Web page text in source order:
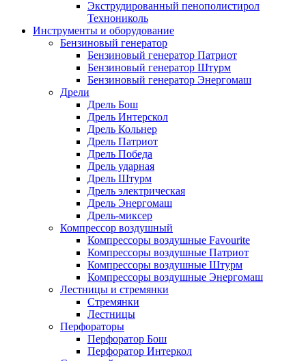
Экструдированный пенополистирол
Технониколь
Инструменты и оборудование
Бензиновый генератор
Бензиновый генератор Патриот
Бензиновый генератор Штурм
Бензиновый генератор Энергомаш
Дрели
Дрель Бош
Дрель Интерскол
Дрель Кольнер
Дрель Патриот
Дрель Победа
Дрель ударная
Дрель Штурм
Дрель электрическая
Дрель Энергомаш
Дрель-миксер
Компрессор воздушный
Компрессоры воздушные Favourite
Компрессоры воздушные Патриот
Компрессоры воздушные Штурм
Компрессоры воздушные Энергомаш
Лестницы и стремянки
Стремянки
Лестницы
Перфораторы
Перфоратор Бош
Перфоратор Интеркол